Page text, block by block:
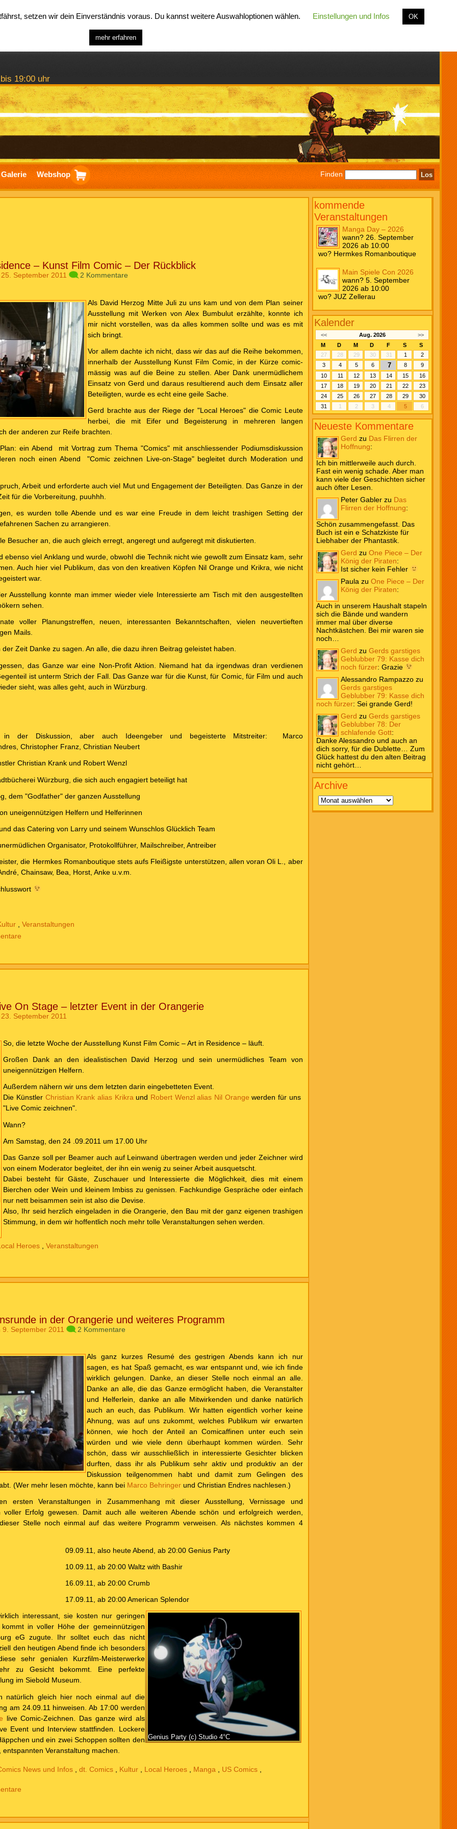
19:00 uhr
Galerie Webshop Finden
– Kunst Film Comic – Der Rückblick
September 2011 2 Kommentare
Als David Herzog Mitte Juli zu uns kam und von dem Plan seiner
Ausstellung mit Werken von Alex Bumbulut erzählte, konnte ich
mir nicht vorstellen, was da alles kommen sollte und was es mit
sich bringt.
Vor allem dachte ich nicht, dass wir das auf die Reihe bekommen,
innerhalb der Ausstellung Kunst Film Comic, in der Kürze comic-
mässig was auf die Beine zu stellen. Aber Dank unermüdlichem
Einsatz von Gerd und daraus resultierend auch dem Einsatz aller
Beteiligten, wurde es echt eine geile Sache.
Gerd brachte aus der Riege der "Local Heroes" die Comic Leute
herbei, die mit Eifer und Begeisterung in mehreren langen
der anderen zur Reife brachten.
ein Abend mit Vortrag zum Thema "Comics" mit anschliessender Podiumsdiskussion
noch einen Abend "Comic zeichnen Live-on-Stage" begleitet durch Moderation und
Arbeit und erforderte auch viel Mut und Engagement der Beteiligten. Das Ganze in der
für die Vorbereitung, puuhhh.
es wurden tolle Abende und es war eine Freude in dem leicht trashigen Setting der
Sachen zu arrangieren.
Besucher an, die auch gleich erregt, angeregt und aufgeregt mit diskutierten.
ebenso viel Anklang und wurde, obwohl die Technik nicht wie gewollt zum Einsatz kam, sehr
Auch hier viel Publikum, das von den kreativen Köpfen Nil Orange und Krikra, wie nicht
war.
Ausstellung konnte man immer wieder viele Interessierte am Tisch mit den ausgestellten
sehen.
voller Planungstreffen, neuen, interessanten Bekanntschaften, vielen neuvertieften
Mails.
Zeit Danke zu sagen. An alle, die dazu ihren Beitrag geleistet haben.
das Ganze war eine Non-Profit Aktion. Niemand hat da irgendwas dran verdienen
ist unterm Strich der Fall. Das Ganze war für die Kunst, für Comic, für Film und auch
sieht, was alles geht, auch in Würzburg.
in der Diskussion, aber auch Ideengeber und begeisterte Mitstreiter: Marco
Christopher Franz, Christian Neubert
Christian Krank und Robert Wenzl
Würzburg, die sich auch engagiert beteiligt hat
dem "Godfather" der ganzen Ausstellung
uneigennützigen Helfern und Helferinnen
das Catering von Larry und seinem Wunschlos Glücklich Team
Organisator, Protokollführer, Mailschreiber, Antreiber
die Hermkes Romanboutique stets aufs Fleißigste unterstützen, allen voran Oli L., aber
Chainsaw, Bea, Horst, Anke u.v.m.
,Veranstaltungen
On Stage – letzter Event in der Orangerie
September 2011
So, die letzte Woche der Ausstellung Kunst Film Comic – Art in Residence – läuft.
Großen Dank an den idealistischen David Herzog und sein unermüdliches Team von
uneigennützigen Helfern.
Außerdem nähern wir uns dem letzten darin eingebetteten Event.
Die Künstler Christian Krank alias Krikraund Robert Wenzl alias Nil Orange werden für uns
"Live Comic zeichnen".
Wann?
Am Samstag, den 24 .09.2011 um 17.00 Uhr
Das Ganze soll per Beamer auch auf Leinwand übertragen werden und jeder Zeichner wird
von einem Moderator begleitet, der ihn ein wenig zu seiner Arbeit ausquetscht.
Dabei besteht für Gäste, Zuschauer und Interessierte die Möglichkeit, dies mit einem
Bierchen oder Wein und kleinem Imbiss zu genissen. Fachkundige Gespräche oder einfach
nur nett beisammen sein ist also die Devise.
Also, Ihr seid herzlich eingeladen in die Orangerie, den Bau mit der ganz eigenen trashigen
Stimmung, in dem wir hoffentlich noch mehr tolle Veranstaltungen sehen werden.
Heroes ,Veranstaltungen
in der Orangerie und weiteres Programm
9. September 2011 2 Kommentare
Als ganz kurzes Resumé des gestrigen Abends kann ich nur
sagen, es hat Spaß gemacht, es war entspannt und, wie ich finde
wirklich gelungen. Danke, an dieser Stelle noch einmal an alle.
Danke an alle, die das Ganze ermöglicht haben, die Veranstalter
und Helferlein, danke an alle Mitwirkenden und danke natürlich
auch an euch, das Publikum. Wir hatten eigentlich vorher keine
Ahnung, was auf uns zukommt, welches Publikum wir erwarten
können, wie hoch der Anteil an Comicaffinen unter euch sein
würden und wie viele denn überhaupt kommen würden. Sehr
schön, dass wir ausschließlich in interessierte Gesichter blicken
durften, dass ihr als Publikum sehr aktiv und produktiv an der
Diskussion teilgenommen habt und damit zum Gelingen des
(Wer mehr lesen möchte, kann bei Marco Behringer und Christian Endres nachlesen.)
ersten Veranstaltungen in Zusammenhang mit dieser Ausstellung, Vernissage und
voller Erfolg gewesen. Damit auch alle weiteren Abende schön und erfolgreich werden,
Stelle noch einmal auf das weitere Programm verweisen. Als nächstes kommen 4
09.09.11, also heute Abend, ab 20:00 Genius Party
10.09.11, ab 20:00 Waltz with Bashir
16.09.11, ab 20:00 Crumb
17.09.11, ab 20:00 American Splendor
Genius Party (c) Studio 4°C
interessant, sie kosten nur geringen
in voller Höhe der gemeinnützigen
eG zugute. Ihr solltet euch das nicht
den heutigen Abend finde ich besonders
sehr genialen Kurzfilm-Meisterwerke
zu Gesicht bekommt. Eine perfekte
im Siebold Museum.
natürlich gleich hier noch einmal auf die
am 24.09.11 hinweisen. Ab 17:00 werden
live Comic-Zeichnen. Das ganze wird als
Event und Interview stattfinden. Lockere
und ein zwei Schoppen sollten den
Veranstaltung machen.
News und Infos ,dt. Comics Kultur Local Heroes Manga US Comics
kommende
Veranstaltungen
Manga Day – 2026
wann? 26. September
2026 ab 10:00
wo? Hermkes Romanboutique
Main Spiele Con 2026
wann? 5. September
2026 ab 10:00
wo? JUZ Zellerau
Kalender
<< Aug. 2026
>>
M
D M D F S
S
27
28 29 30 31 1
2
3
4 5 6 7 8
9
10
11 12 13 14 15
16
17
18 19 20 21 22
23
24
25 26 27 28 29
30
31
1 2 3 4 5 6
Neueste Kommentare
Gerd zu Das Flirren der
Hoffnung:
Ich bin mittlerweile auch durch.
Fast ein wenig schade. Aber man
kann viele der Geschichten sicher
auch öfter Lesen.
Peter Gabler zu Das
Flirren der Hoffnung:
Schön zusammengefasst. Das
Buch ist ein e Schatzkiste für
Liebhaber der Phantastik.
Gerd zuOne Piece – Der
König der Piraten:
Ist sicher kein Fehler
Paula zuOne Piece – Der
König der Piraten:
Auch in unserem Haushalt stapeln
sich die Bände und wandern
immer mal über diverse
Nachtkästchen. Bei mir waren sie
noch…
Gerd zuGerds garstiges
Geblubber 79: Kasse dich
noch fürzer:Grazie
Alessandro Rampazzo zu
Gerds garstiges
Geblubber 79: Kasse dich
noch fürzer:Sei grande Gerd!
Gerd zuGerds garstiges
Geblubber 78: Der
schlafende Gott:
Danke Alessandro und auch an
dich sorry, für die Dublette… Zum
Glück hattest du den alten Beitrag
nicht gehört…
Archive
setzen wir dein Einverständnis voraus. Du kannst weitere Auswahloptionen wählen. Einstellungen und Infos OK
mehr erfahren